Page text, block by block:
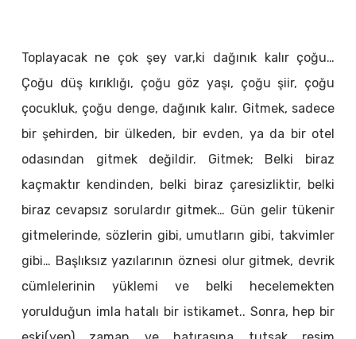
Toplayacak ne çok şey var,ki dağınık kalır çoğu…
Çoğu düş kırıklığı, çoğu göz yaşı, çoğu şiir, çoğu
çocukluk, çoğu denge, dağınık kalır. Gitmek, sadece
bir şehirden, bir ülkeden, bir evden, ya da bir otel
odasından gitmek değildir. Gitmek; Belki biraz
kaçmaktır kendinden, belki biraz çaresizliktir, belki
biraz cevapsız sorulardır gitmek… Gün gelir tükenir
gitmelerinde, sözlerin gibi, umutların gibi, takvimler
gibi… Başlıksız yazılarının öznesi olur gitmek, devrik
cümlelerinin yüklemi ve belki hecelemekten
yorulduğun imla hatalı bir istikamet.. Sonra, hep bir